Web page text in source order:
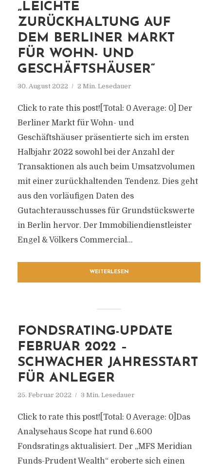
„LEICHTE
ZURÜCKHALTUNG AUF
DEM BERLINER MARKT
FÜR WOHN- UND
GESCHÄFTSHÄUSER“
30. August 2022 2 Min. Lesedauer
Click to rate this post![Total: 0 Average: 0] Der
Berliner Markt für Wohn- und
Geschäftshäuser präsentierte sich im ersten
Halbjahr 2022 sowohl bei der Anzahl der
Transaktionen als auch beim Umsatzvolumen
mit einer zurückhaltenden Tendenz. Dies geht
aus den vorläufigen Daten des
Gutachterausschusses für Grundstückswerte
in Berlin hervor. Der Immobiliendienstleister
Engel & Völkers Commercial...
WEITERLESEN
FONDSRATING-UPDATE
FEBRUAR 2022 –
SCHWACHER JAHRESSTART
FÜR ANLEGER
25. Februar 2022 3 Min. Lesedauer
Click to rate this post![Total: 0 Average: 0]Das
Analysehaus Scope hat rund 6.600
Fondsratings aktualisiert. Der „MFS Meridian
Funds-Prudent Wealth“ eroberte sich einen